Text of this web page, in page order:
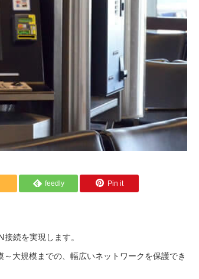
feedly Pin it
続を実現します。
大規模までの、幅広いネットワークを保護でき